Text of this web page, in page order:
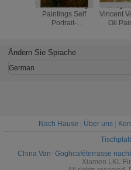
Vincent Van Gogh
Paintings Self
Portrait-
Haus-Dekor
Vincent
Oil
Ändern Sie Sprache
German
Nach Hause Über uns
China Van- Goghcaféterrasse
Xiamen LKL